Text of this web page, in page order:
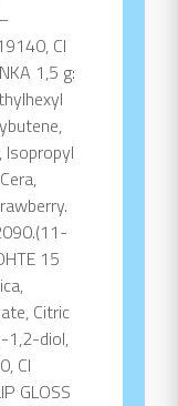
CI
1,5 g:
Isopropyl
15
Citric
1,2-diol,
CI
GLOSS